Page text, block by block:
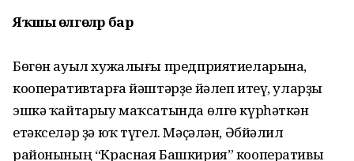
Яҡшы өлгөләр бар
Бөгөн ауыл хужалығы предприятиеларына,
кооперативтарға йәштәр­ҙе йәлеп итеү, уларҙы
эшкә ҡайтарыу маҡсатында өлгө күрһәткән
етәкселәр ҙә юҡ түгел. Мәҫәлән, Әбйәлил
районының “Красная Башкирия” кооперативы